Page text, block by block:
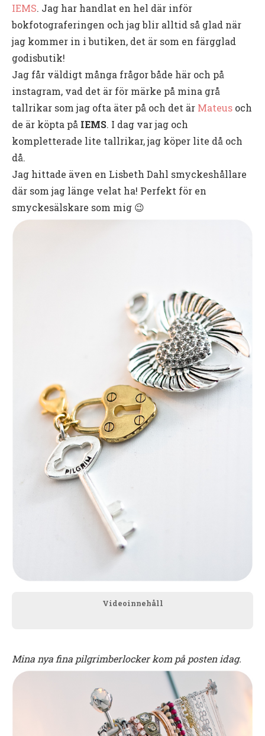
IEMS. Jag har handlat en hel där inför
bokfotograferingen och jag blir alltid så glad när
jag kommer in i butiken, det är som en färgglad
godisbutik!
Jag får väldigt många frågor både här och på
instagram, vad det är för märke på mina grå
tallrikar som jag ofta äter på och det är Mateus och
de är köpta på IEMS. I dag var jag och
kompletterade lite tallrikar, jag köper lite då och
då.
Jag hittade även en Lisbeth Dahl smyckeshållare
där som jag länge velat ha! Perfekt för en
smyckesälskare som mig 😉
Videoinnehåll
Mina nya fina pilgrimberlocker kom på posten idag.